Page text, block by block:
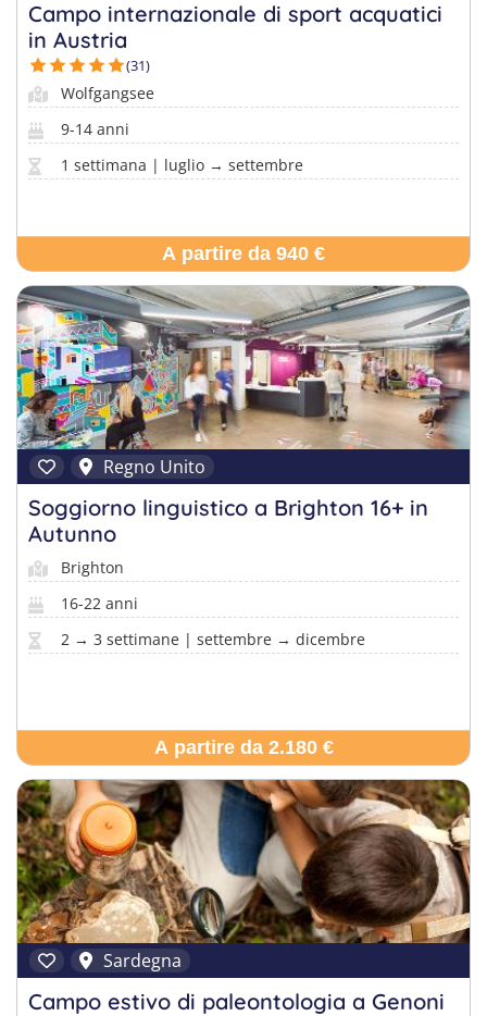
Europa
Trova il campo perfetto per te
Rispondi a poche domande, ci pensiamo noi al resto.
Campo internazionale di sport acquatici
in Austria
(31)
Wolfgangsee
9-14 anni
1 settimana | luglio → settembre
A partire da 940 €
Regno Unito
Soggiorno linguistico a Brighton 16+ in
Autunno
Brighton
16-22 anni
2 → 3 settimane | settembre → dicembre
A partire da 2.180 €
Sardegna
Campo estivo di paleontologia a Genoni